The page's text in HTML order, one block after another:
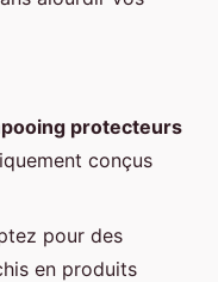
protecteurs
conçus
pour des
en produits